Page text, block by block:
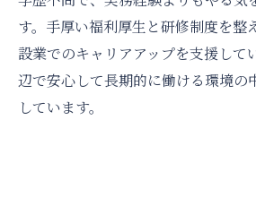
す。手厚い福利厚生と研修制度を整
設業でのキャリアアップを支援して
辺で安心して長期的に働ける環境の
しています。